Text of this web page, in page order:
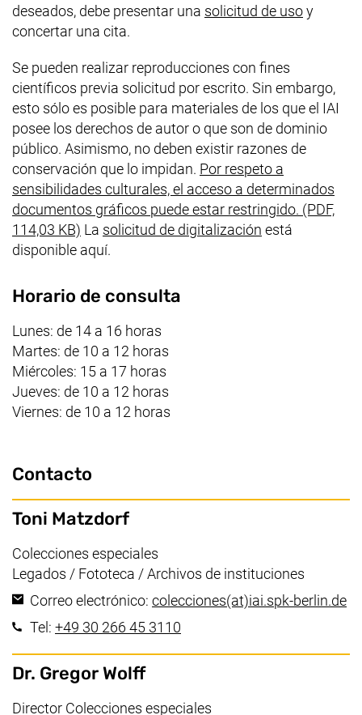
deseados, debe presentar una solicitud de usoy
concertar una cita.
Se pueden realizar reproducciones con fines
científicos previa solicitud por escrito. Sin embargo,
esto sólo es posible para materiales de los que el IAI
posee los derechos de autor o que son de dominio
público. Asimismo, no deben existir razones de
conservación que lo impidan. Por respeto a
sensibilidades culturales, el acceso a determinados
documentos gráficos puede estar restringido. (PDF,
114,03 KB) (abre una nueva ventana), (este archivo no
La solicitud de digitalización está
disponible aquí.
Horario de consulta
Lunes: de 14 a 16 horas
Martes: de 10 a 12 horas
Miércoles: 15 a 17 horas
Jueves: de 10 a 12 horas
Viernes: de 10 a 12 horas
Contacto
Toni Matzdorf
Área de trabajo:
Colecciones especiales
Legados / Fototeca / Archivos de instituciones
Correo electrónico: colecciones​(at)​iai.spk-berlin.de
Tel: +49 30 266 45 3110
Dr. Gregor Wolff
Área de trabajo:
Director Colecciones especiales